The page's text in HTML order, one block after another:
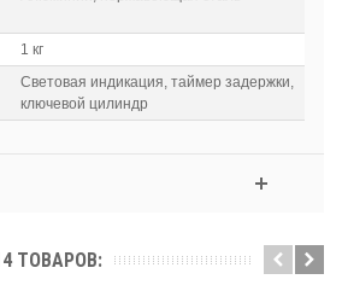
1 кг
Световая индикация, таймер задержки,
ключевой цилиндр
ТОВАРОВ: